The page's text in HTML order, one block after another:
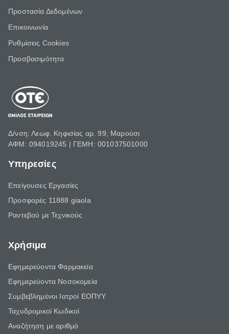
Προστασία Δεδομένων
Επικοινωνία
Ρυθμίσεις Cookies
Προσβασιμότητα
Δ/νση: Λεωφ. Κηφισίας αρ. 99, Μαρούσι
ΑΦΜ: 094019245 | ΓΕΜΗ: 001037501000
Υπηρεσίες
Επείγουσες Εργασίες
Προσφορές 11888 giaola
Ραντεβού με Τεχνικούς
Χρήσιμα
Εφημερεύοντα Φαρμακεία
Εφημερεύοντα Νοσοκομεία
Συμβεβλημένοι Ιατροί ΕΟΠΥΥ
Ταχυδρομικοί Κωδικοί
Αναζήτηση με αριθμό